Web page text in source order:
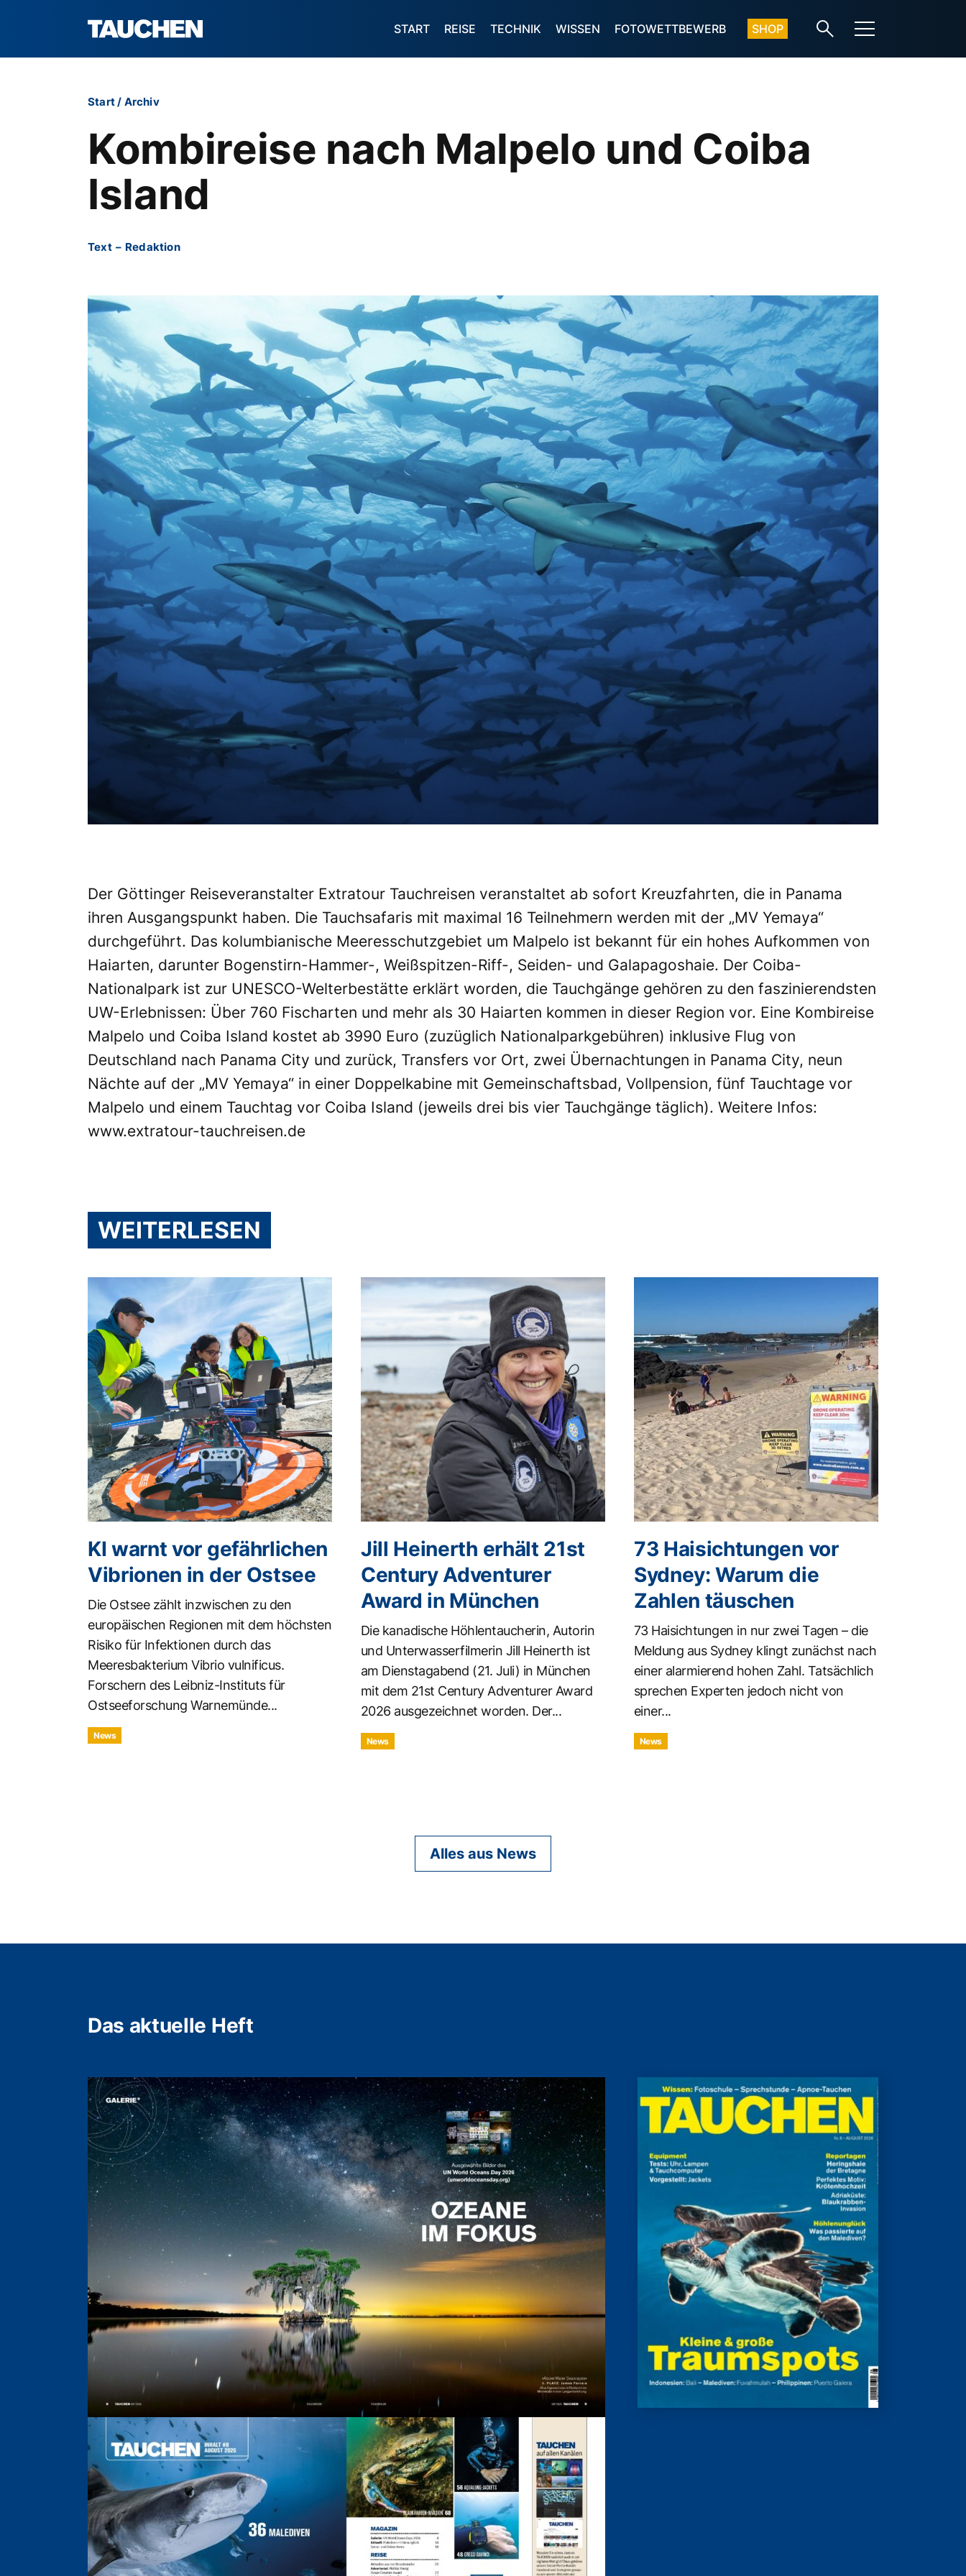
START REISE TECHNIK WISSEN FOTOWETTBEWERB SHOP
Start/ Archiv
Kombireise nach Malpelo und Coiba
Island
Text – Redaktion
Der Göttinger Reiseveranstalter Extratour Tauchreisen veranstaltet ab sofort Kreuzfahrten, die in Panama
ihren Ausgangspunkt haben. Die Tauchsafaris mit maximal 16 Teilnehmern werden mit der „MV Yemaya“
durchgeführt. Das kolumbianische Meeresschutzgebiet um Malpelo ist bekannt für ein hohes Aufkommen von
Haiarten, darunter Bogenstirn-Hammer-, Weißspitzen-Riff-, Seiden- und Galapagoshaie. Der Coiba-
Nationalpark ist zur UNESCO-Welterbestätte erklärt worden, die Tauchgänge gehören zu den faszinierendsten
UW-Erlebnissen: Über 760 Fischarten und mehr als 30 Haiarten kommen in dieser Region vor. Eine Kombireise
Malpelo und Coiba Island kostet ab 3990 Euro (zuzüglich Nationalparkgebühren) inklusive Flug von
Deutschland nach Panama City und zurück, Transfers vor Ort, zwei Übernachtungen in Panama City, neun
Nächte auf der „MV Yemaya“ in einer Doppelkabine mit Gemeinschaftsbad, Vollpension, fünf Tauchtage vor
Malpelo und einem Tauchtag vor Coiba Island (jeweils drei bis vier Tauchgänge täglich). Weitere Infos:
www.extratour-tauchreisen.de
WEITERLESEN
KI warnt vor gefährlichen
Vibrionen in der Ostsee
Die Ostsee zählt inzwischen zu den
europäischen Regionen mit dem höchsten
Risiko für Infektionen durch das
Meeresbakterium Vibrio vulnificus.
Forschern des Leibniz-Instituts für
Ostseeforschung Warnemünde...
News
Jill Heinerth erhält 21st
Century Adventurer
Award in München
Die kanadische Höhlentaucherin, Autorin
und Unterwasserfilmerin Jill Heinerth ist
am Dienstagabend (21. Juli) in München
mit dem 21st Century Adventurer Award
2026 ausgezeichnet worden. Der...
News
73 Haisichtungen vor
Sydney: Warum die
Zahlen täuschen
73 Haisichtungen in nur zwei Tagen – die
Meldung aus Sydney klingt zunächst nach
einer alarmierend hohen Zahl. Tatsächlich
sprechen Experten jedoch nicht von
einer...
News
Alles aus News
Das aktuelle Heft